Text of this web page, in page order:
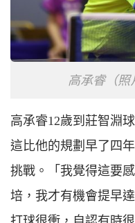
高承睿（照
高承睿12歲到莊智淵
這比他的規劃早了四
挑戰。「我覺得這要
培，我才有機會提早